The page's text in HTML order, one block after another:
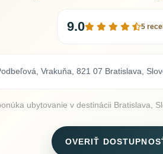
9.0 5
Vrakuňa, 821 07 Bratislava,
ubytovanie v destinácii Bratislava,
OVERIŤ